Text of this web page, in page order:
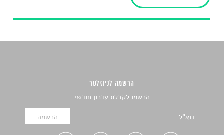
הרשמה לניוזלטר
הרשמו לקבלת עדכון חודשי